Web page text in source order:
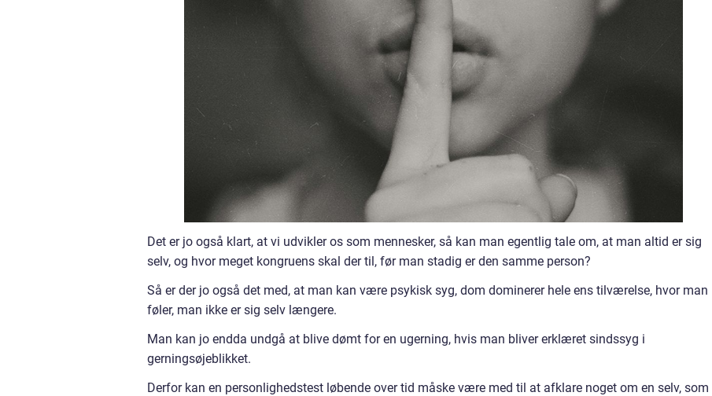
Det er jo også klart, at vi udvikler os som mennesker, så kan man egentlig tale om, at man altid er sig
selv, og hvor meget kongruens skal der til, før man stadig er den samme person?
Så er der jo også det med, at man kan være psykisk syg, dom dominerer hele ens tilværelse, hvor man
føler, man ikke er sig selv længere.
Man kan jo endda undgå at blive dømt for en ugerning, hvis man bliver erklæret sindssyg i
gerningsøjeblikket.
Derfor kan en personlighedstest løbende over tid måske være med til at afklare noget om en selv, som